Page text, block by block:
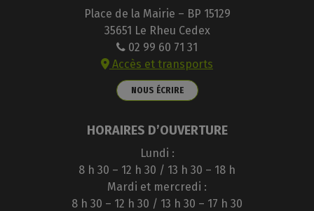
Place de la Mairie – BP 15129
35651 Le Rheu Cedex
02 99 60 71 31
Accès et transports
NOUS ÉCRIRE
HORAIRES D’OUVERTURE
Lundi :
8 h 30 – 12 h 30 / 13 h 30 – 18 h
Mardi et mercredi :
8 h 30 – 12 h 30 / 13 h 30 – 17 h 30